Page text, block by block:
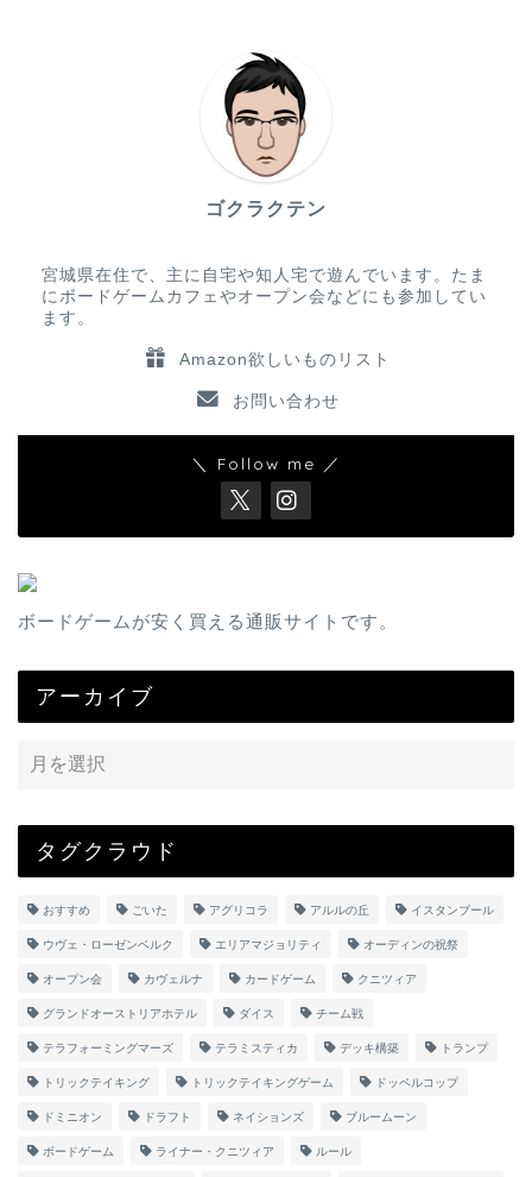
ゴクラクテン
宮城県在住で、主に自宅や知人宅で遊んでいます。たま
にボードゲームカフェやオープン会などにも参加してい
ます。
Amazon欲しいものリスト
お問い合わせ
＼ Follow me ／
ボードゲームが安く買える通販サイトです。
アーカイブ
タグクラウド
おすすめ ごいた アグリコラ アルルの丘 イスタンブール
ウヴェ・ローゼンベルク エリアマジョリティ オーディンの祝祭
オープン会 カヴェルナ カードゲーム クニツィア
グランドオーストリアホテル ダイス チーム戦
テラフォーミングマーズ テラミスティカ デッキ構築 トランプ
トリックテイキング トリックテイキングゲーム ドッペルコップ
ドミニオン ドラフト ネイションズ ブルームーン
ボードゲーム ライナー・クニツィア ルール